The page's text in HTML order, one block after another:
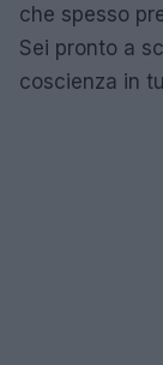
che spesso
Sei pronto a
coscienza in